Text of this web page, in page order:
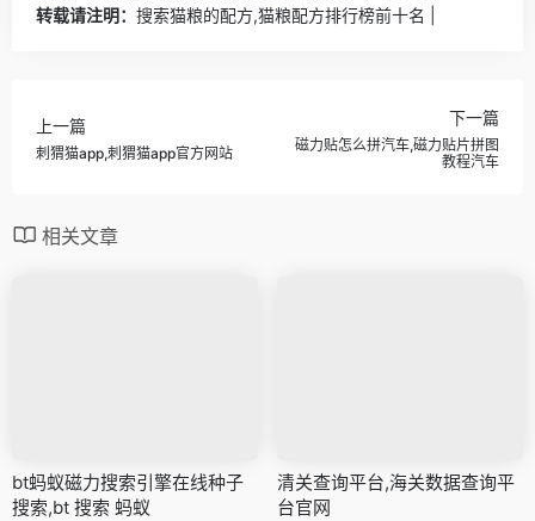
转载请注明： 搜索猫粮的配方,猫粮配方排行榜前十名 |
上一篇
刺猬猫app,刺猬猫app官方网站
下一篇
磁力贴怎么拼汽车,磁力贴片拼图
教程汽车
相关文章
bt蚂蚁磁力搜索引擎在线种子
搜索,bt 搜索 蚂蚁
清关查询平台,海关数据查询平
台官网